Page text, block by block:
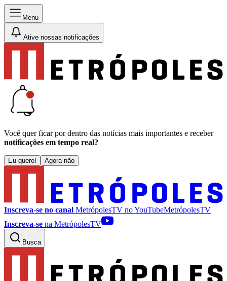
Menu
Ative nossas notificações
Você quer ficar por dentro das notícias mais importantes e receber
notificações em tempo real?
Eu quero! Agora não
Inscreva-se no canal MetrópolesTV noYouTubeMetrópolesTV
Inscreva-se na MetrópolesTV
Busca